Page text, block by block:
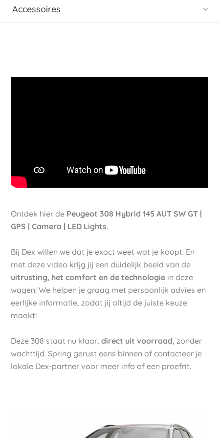
Accessoires
Ontdek hier de Peugeot 308 Hybrid 145 AUT SW GT |
GPS | Camera | LED Lights.
Bij Dex willen we dat je exact weet wat je koopt. En
met deze video krijg jij een duidelijk beeld van de
uitrusting, het comfort en de technologie in deze
wagen! We helpen je graag met persoonlijk advies en
eerlijke informatie, zodat jij altijd de juiste keuze
maakt!
Deze 308 staat nu klaar,direct uit voorraad, zonder
wachttijd. Spring gerust eens binnen of contacteer je
lokale Dex-partner voor meer info of een proefrit.